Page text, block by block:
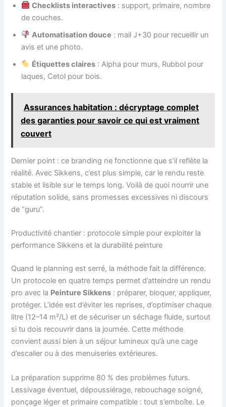
Checklists interactives : support, primaire, nombre
de couches.
Automatisation douce : mail J+30 pour recueillir un
avis et une photo.
Étiquettes claires : Alpha pour murs, Rubbol pour
laques, Cetol pour bois.
Assurances habitation : décryptage complet
des garanties pour savoir ce qui est vraiment
couvert
Dernier point : ce branding ne fonctionne que s’il reflète la
réalité. Avec Sikkens, c’est plus simple, car le rendu reste
stable et lisible sur le temps long. Voilà de quoi nourrir une
réputation solide, sans promesses excessives ni discours
de “guru”.
Productivité chantier : protocole simple pour exploiter la
performance Sikkens et la durabilité peinture
Quand le planning est serré, la méthode fait la différence.
Un protocole en quatre temps permet d’atteindre un rendu
pro avec la Peinture Sikkens : préparer, bloquer, appliquer,
protéger. L’idée est d’éviter les reprises, d’optimiser chaque
litre (12–14 m²/L) et de sécuriser un séchage fluide, surtout
si tu dois recouvrir dans la journée. Cette méthode
convient aussi bien à un séjour lumineux qu’à une cage
d’escalier ou à des menuiseries extérieures.
La préparation supprime 80 % des problèmes futurs.
Lessivage éventuel, dépoussiérage, rebouchage soigné,
ponçage léger et primaire compatible : tout s’emboîte. Le